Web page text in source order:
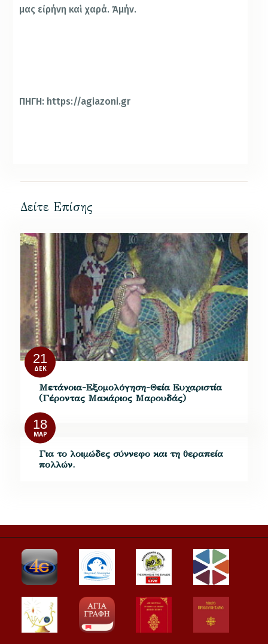
μας εἰρήνη καὶ χαρά. Ἀμήν.
ΠΗΓΗ: https://agiazoni.gr
Δείτε Επίσης
21
ΔΕΚ
Μετάνοια-Εξομολόγηση-Θεία Ευχαριστία
(Γέροντας Μακάριος Μαρουδάς)
18
ΜΑΡ
Για το λοιμώδες σύννεφο και τη θεραπεία
πολλών.